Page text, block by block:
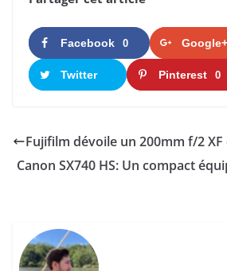
Facebook 0 Google+
Twitter Pinterest 0
Fujifilm dévoile un 200mm f/2
Canon SX740 HS: Un compact